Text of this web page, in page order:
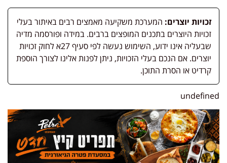
זכויות יוצרים: המערכת משקיעה מאמצים רבים באיתור בעלי
זכויות היוצרים בתכנים המופצים ברבים. במידה ופורסמה מדיה
שבעליה אינו ידוע, השימוש נעשה לפי סעיף 27א לחוק זכויות
יוצרים. אם הנכם בעלי הזכויות, ניתן לפנות אלינו לצורך הוספת
קרדיט או הסרת התוכן.
undefined